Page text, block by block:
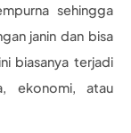
sehingga
janin dan bisa
biasanya terjadi
ekonomi, atau